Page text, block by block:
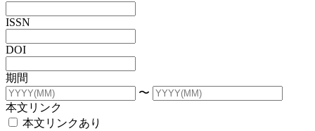
ISSN
DOI
期間
〜
本文リンク
本文リンクあり